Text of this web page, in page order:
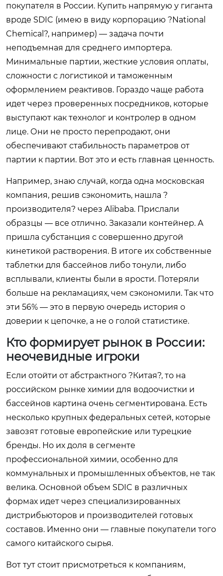
покупателя в России. Купить напрямую у гиганта
вроде SDIC (имею в виду корпорацию ?National
Chemical?, например) — задача почти
неподъемная для среднего импортера.
Минимальные партии, жесткие условия оплаты,
сложности с логистикой и таможенным
оформлением реактивов. Гораздо чаще работа
идет через проверенных посредников, которые
выступают как технолог и контролер в одном
лице. Они не просто перепродают, они
обеспечивают стабильность параметров от
партии к партии. Вот это и есть главная ценность.
Например, знаю случай, когда одна московская
компания, решив сэкономить, нашла ?
производителя? через Alibaba. Прислали
образцы — все отлично. Заказали контейнер. А
пришла субстанция с совершенно другой
кинетикой растворения. В итоге их собственные
таблетки для бассейнов либо тонули, либо
всплывали, клиенты были в ярости. Потеряли
больше на рекламациях, чем сэкономили. Так что
эти 56% — это в первую очередь история о
доверии к цепочке, а не о голой статистике.
Кто формирует рынок в России:
неочевидные игроки
Если отойти от абстрактного ?Китая?, то на
российском рынке химии для водоочистки и
бассейнов картина очень сегментирована. Есть
несколько крупных федеральных сетей, которые
завозят готовые европейские или турецкие
бренды. Но их доля в сегменте
профессиональной химии, особенно для
коммунальных и промышленных объектов, не так
велика. Основной объем SDIC в различных
формах идет через специализированных
дистрибьюторов и производителей готовых
составов. Именно они — главные покупатели того
самого китайского сырья.
Вот тут стоит присмотреться к компаниям,